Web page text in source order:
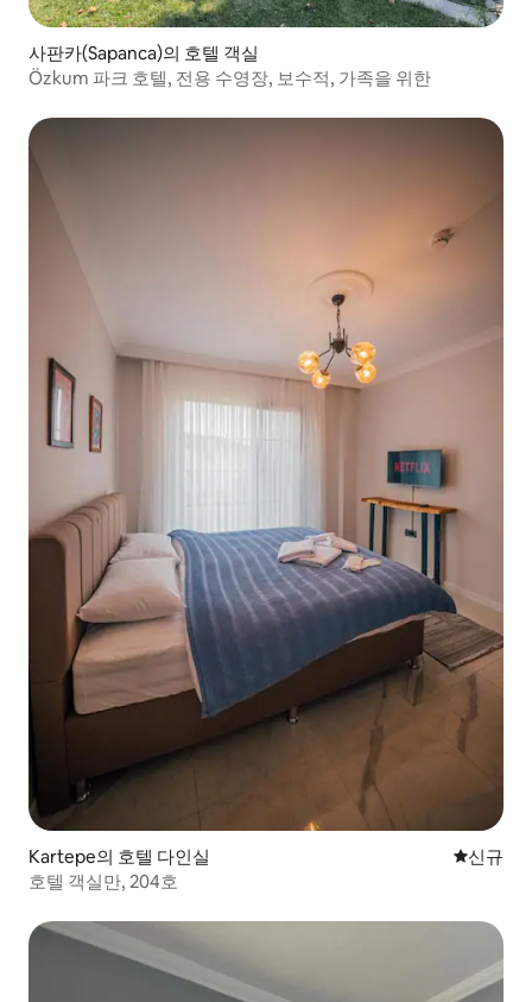
사판카(Sapanca)의 호텔 객실
Özkum 파크 호텔, 전용 수영장, 보수적, 가족을 위한
Kartepe의 호텔 다인실 신규 숙소
신규
호텔 객실만, 204호